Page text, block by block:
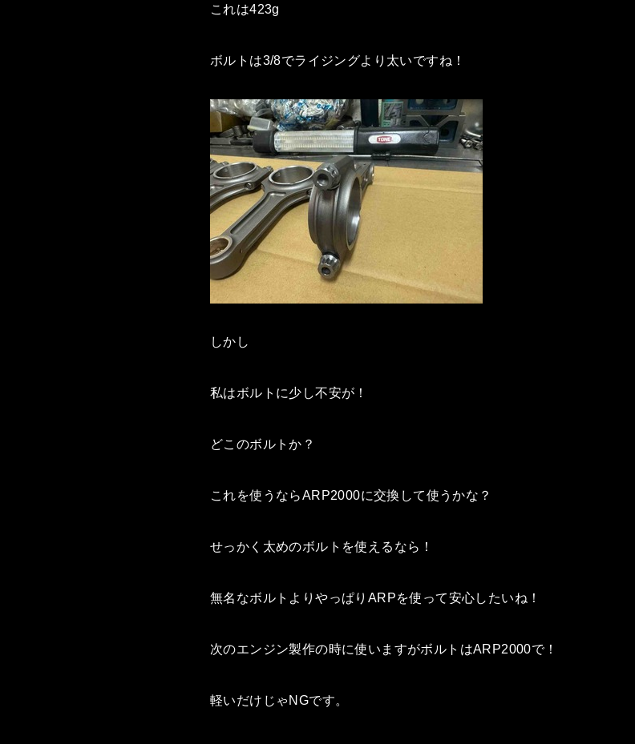
これは423g
ボルトは3/8でライジングより太いですね！
しかし
私はボルトに少し不安が！
どこのボルトか？
これを使うならARP2000に交換して使うかな？
せっかく太めのボルトを使えるなら！
無名なボルトよりやっぱりARPを使って安心したいね！
次のエンジン製作の時に使いますがボルトはARP2000で！
軽いだけじゃNGです。